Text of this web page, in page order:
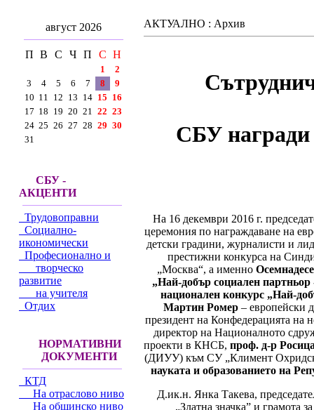
август 2026
П В С Ч П С Н
1
2
3
4 5 6 7 8
9
10 11 12 13 14 15 16
17 18 19 20 21 22 23
24 25 26 27 28 29 30
31
СБУ -
АКЦЕНТИ
Трудовоправни
Социално-
икономически
Професионално и
творческо
развитие
на учителя
Отдих
НОРМАТИВНИ
ДОКУМЕНТИ
КТД
На отраслово ниво
На общинско ниво
АКТУАЛНО : Архив
СБУ награди
На 16 декември 2016 г.
церемония по награждаване на
детски градини, журналисти и
престижни конкурса на
„Москва“, а именно
„Най-добър социален
национален конкурс „Най-
Мартин Ромер – европейски
президент на Конфедерацията
директор на Националното
проекти в КНСБ, проф. д-р
(ДИУУ) към СУ „Климент
науката и образованието на
Д.ик.н. Янка Такева,
„Златна значка” и грамота